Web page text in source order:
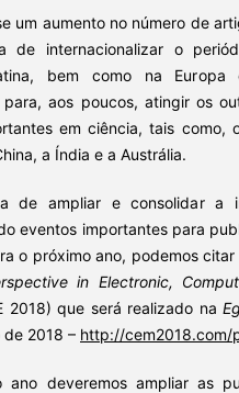
um aumento no número de
de internacionalizar o
bem como na Europa
para, aos poucos, atingir os
em ciência, tais como,
a Índia e a Austrália.
de ampliar e consolidar a
eventos importantes para
o próximo ano, podemos citar
in Electronic,
2018) que será realizado na
de 2018 – http://cem2018.com/
ano deveremos ampliar as